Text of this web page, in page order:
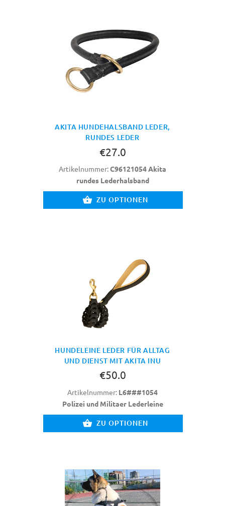
AKITA HUNDEHALSBAND LEDER,
RUNDES LEDER
€27.0
Artikelnummer:C96121054 Akita
rundes Lederhalsband
ZU OPTIONEN
HUNDELEINE LEDER FÜR ALLTAG
UND DIENST MIT AKITA INU
€50.0
Artikelnummer: L6###1054
Polizei und Militaer Lederleine
ZU OPTIONEN